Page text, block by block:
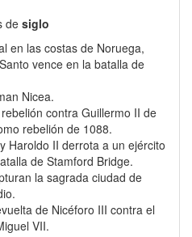
de siglo
en las costas de Noruega,
vence en la batalla de
Nicea.
contra Guillermo II de
rebelión de 1088.
Haroldo II derrota a un ejército
de Stamford Bridge.
la sagrada ciudad de
de Nicéforo III contra el
VII.